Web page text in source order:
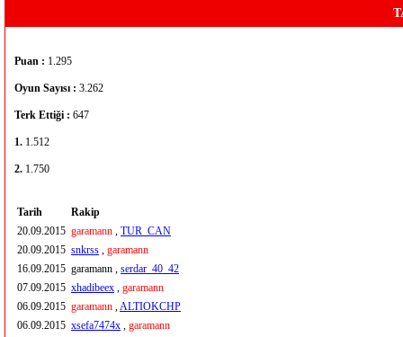
Puan : 1.295
Oyun Sayısı : 3.262
Terk Ettiği : 647
1. 1.512
2. 1.750
Tarih
Rakip
20.09.2015 garamann , TUR_CAN
20.09.2015 snkrss , garamann
16.09.2015 garamann , serdar_40_42
07.09.2015 xhadibeex , garamann
06.09.2015 garamann ,ALTIOKCHP
06.09.2015 xsefa7474x , garamann